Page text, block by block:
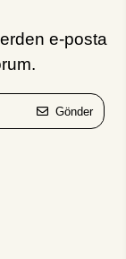
e-posta
Gönder